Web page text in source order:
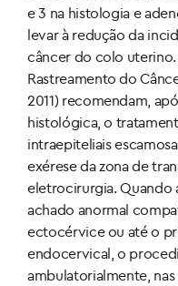
e 3 na histologia e
levar à redução da
câncer do colo uterino.
Rastreamento do
2011) recomendam,
histológica, o
intraepiteliais
exérese da zona de
eletrocirurgia. Quando
achado anormal
ectocérvice ou até o
endocervical, o
ambulatorialmente,